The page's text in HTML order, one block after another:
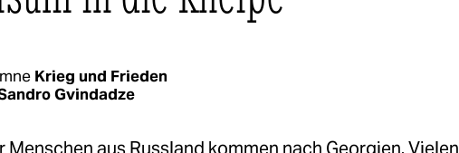
Krieg und Frieden
Gvindadze